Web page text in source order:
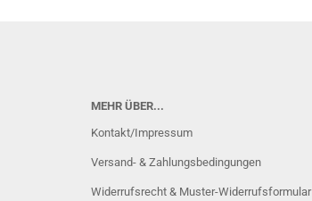
MEHR ÜBER...
Kontakt/Impressum
Versand- & Zahlungsbedingungen
Widerrufsrecht & Muster-Widerrufsformular